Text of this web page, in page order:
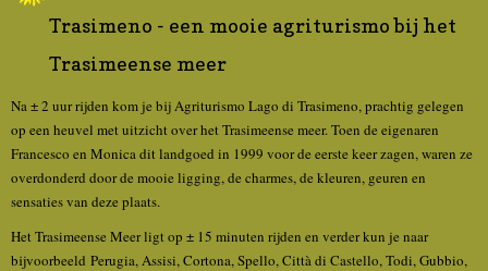
Trasimeno - een mooie agriturismo bij het
Trasimeense meer
Na ± 2 uur rijden kom je bij Agriturismo Lago di Trasimeno, prachtig gelegen
op een heuvel met uitzicht over het Trasimeense meer. Toen de eigenaren
Francesco en Monica dit landgoed in 1999 voor de eerste keer zagen, waren ze
overdonderd door de mooie ligging, de charmes, de kleuren, geuren en
sensaties van deze plaats.
Het Trasimeense Meer ligt op ± 15 minuten rijden en verder kun je naar
bijvoorbeeld Perugia, Assisi, Cortona, Spello, Città di Castello, Todi, Gubbio,